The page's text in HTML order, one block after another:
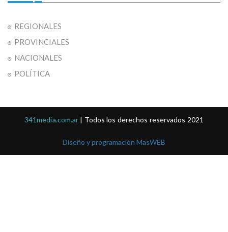
REGIONALES
PROVINCIALES
NACIONALES
POLÍTICA
341media.com.ar | Todos los derechos reservados 2021
Diseño y programación MasWEB